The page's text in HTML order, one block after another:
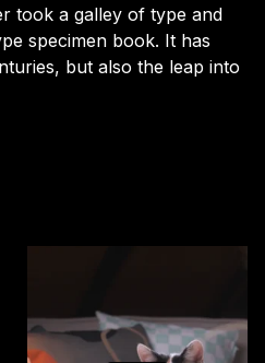
took a galley of type and
specimen book. It has
but also the leap into